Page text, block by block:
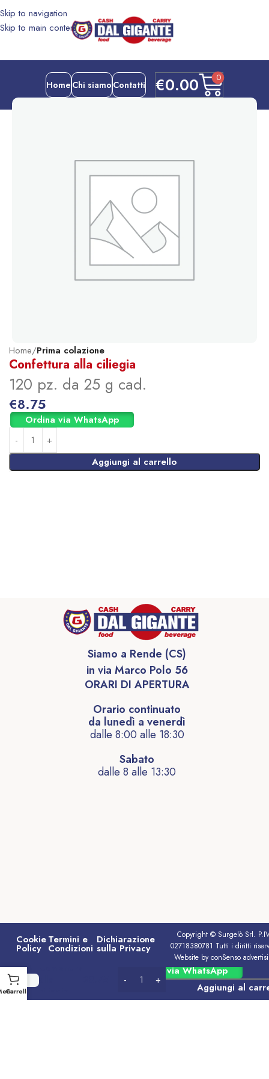
Skip to navigation
Skip to main content
€0.00 0
Home Chi siamo Contatti
Home Prima colazione
Confettura alla ciliegia
120 pz. da 25 g cad.
€8.75
Aggiungi al carrello
Ordina via WhatsApp
Siamo a Rende (CS)
in via Marco Polo 56
ORARI DI APERTURA
Orario continuato
da lunedì a venerdì
dalle 8:00 alle 18:30
Sabato
dalle 8 alle 13:30
Cookie
Policy
Termini e
Condizioni
Dichiarazione
sulla Privacy
Copyright © Surgelò Srl.
02718380781 Tutti i diritti
Website by conSenso
Aggiungi al
Ordina via WhatsApp
Carrello